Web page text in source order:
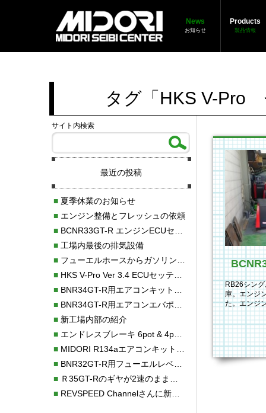
News
お知らせ
Products
製品情報
タグ「HKS V-Pro
RB26シン
庫。エンジ
た。エンジ
コントロ…
サイト内検索
最近の投稿
■夏季休業のお知らせ
■エンジン整備とフレッシュの依頼
■BCNR33GT-R エンジンECUセッティング調整
■工場内最後の排気設備
■フューエルホースからガソリン漏れ
■HKS V-Pro Ver 3.4 ECUセッティング
■BNR34GT-R用エアコンキット新発売！！
■BNR34GT-R用エアコンエバポレーターを新発売！！
■新工場内部の紹介
■エンドレスブレーキ 6pot & 4potオーバーホール
■MIDORI R134aエアコンキットタイプⅡ取り付け
■BNR32GT-R用フューエルレベルセンサー新発売！！
■Ｒ35GT-Rのギヤが2速のまま変速しない！！
■REVSPEED Channelさんに新社屋を紹介していただきました!!